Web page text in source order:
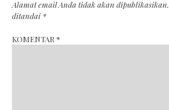
Alamat email Anda tidak akan dipublikasikan.
ditandai *
KOMENTAR *